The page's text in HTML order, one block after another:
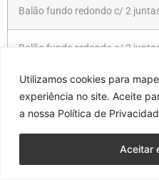
Utilizamos cookies para
experiência no site. Aceite
a nossa Política de
Aceitar
Balão fundo redondo c/ 2
Balão fundo redondo c/ 2
Balão fundo redondo c/ 2